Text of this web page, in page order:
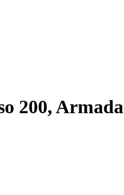
200, Armada